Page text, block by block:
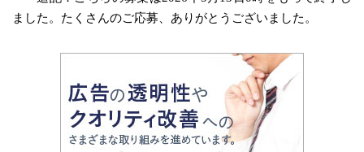
ました。たくさんのご応募、ありがとうございました。